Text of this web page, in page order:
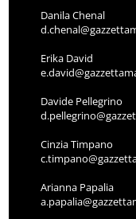
Danila Chenal
Erika David
Davide Pellegrino
Cinzia Timpano
Arianna Papalia